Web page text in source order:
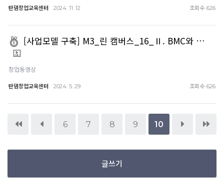
탄뎀창업교육센터 2024. 11. 12 조회수 626
[사업모델 구축] M3_린 캠버스_16_Ⅱ. BMC와 …
창업동영상
탄뎀창업교육센터 2024. 5. 29 조회수 626
6 7 8 9 10
글쓰기